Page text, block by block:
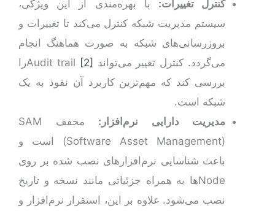
کنترل تغییرات: با بهره‌مندی از این ویژگی،
سیستم مدیریت شبکه کنترل می‌کند تا تغییرات و
بروزرسانی‌های شبکه به صورت هماهنگ انجام
می‌گردد. کنترل تغییر می‌تواند Audit trail [2]
را
بررسی کند که مهم‌ترین کاربرد آن نفوذ به یک
شبکه است.
مدیریت دارایی نرم‌افزار:
مخفف SAM
(Software Asset Management) است و
باعث شناسایی نرم‌افزارهای نصب شده بر روی
Nodeها به همراه جزئیاتی مانند نسخه و تاریخ
نصب می‌شود. علاوه بر این، استقرار نرم‌افزار و